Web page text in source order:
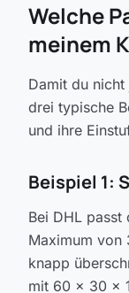
Welche
meinem
Damit du
drei typische
und ihre
Beispiel 1:
Bei DHL passt
Maximum
knapp
mit 60 × 30 ×